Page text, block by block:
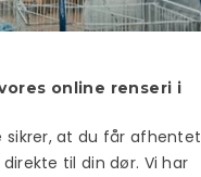
online renseri i
sikrer, at du får afhentet
til din dør. Vi har